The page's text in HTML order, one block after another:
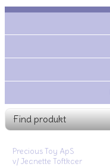
Precious Toy ApS
v/ Jeanette Toftkaer